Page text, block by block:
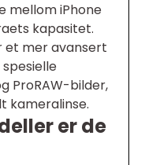
mellom iPhone
kapasitet.
et mer avansert
ProRAW-bilder,
kameralinse.
er de